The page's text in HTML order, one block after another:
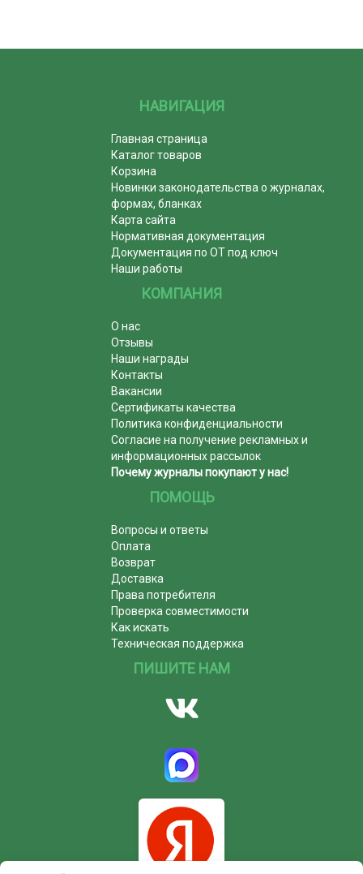
НАВИГАЦИЯ
Главная страница
Каталог товаров
Корзина
Новинки законодательства о журналах,
формах, бланках
Карта сайта
Нормативная документация
Документация по ОТ под ключ
Наши работы
КОМПАНИЯ
О нас
Отзывы
Наши награды
Контакты
Вакансии
Сертификаты качества
Политика конфиденциальности
Согласие на получение рекламных и
информационных рассылок
Почему журналы покупают у нас!
ПОМОЩЬ
Вопросы и ответы
Оплата
Возврат
Доставка
Права потребителя
Проверка совместимости
Как искать
Техническая поддержка
ПИШИТЕ НАМ